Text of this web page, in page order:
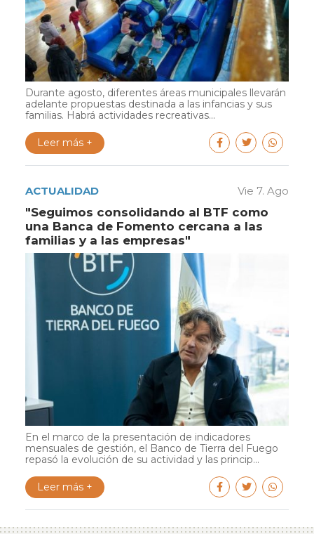
Durante agosto, diferentes áreas municipales llevarán
adelante propuestas destinada a las infancias y sus
familias. Habrá actividades recreativas...
Leer más +
ACTUALIDAD Vie 7. Ago
"Seguimos consolidando al BTF como
una Banca de Fomento cercana a las
familias y a las empresas"
En el marco de la presentación de indicadores
mensuales de gestión, el Banco de Tierra del Fuego
repasó la evolución de su actividad y las princip...
Leer más +